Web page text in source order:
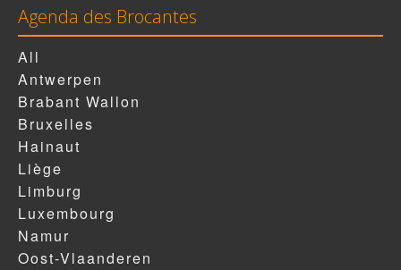
Agenda des Brocantes
All
Antwerpen
Brabant Wallon
Bruxelles
Hainaut
Liège
Limburg
Luxembourg
Namur
Oost-Vlaanderen